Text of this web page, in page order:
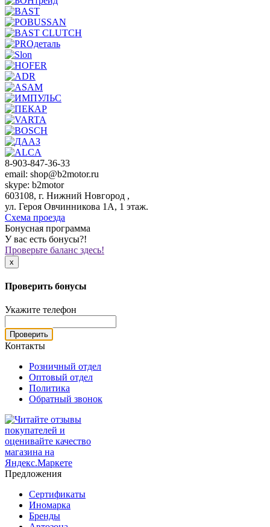
8-903-847-36-33
email: shop@b2motor.ru
skype: b2motor
603108, г. Нижний Новгород ,
ул. Героя Овчинникова 1А, 1 этаж.
Схема проезда
Бонусная программа
У вас есть бонусы?!
Проверьте баланс здесь!
x
Проверить бонусы
Укажите телефон
Проверить
Контакты
Розничный отдел
Оптовый отдел
Политика
Обратный звонок
Предложения
Сертификаты
Иномарка
Бренды